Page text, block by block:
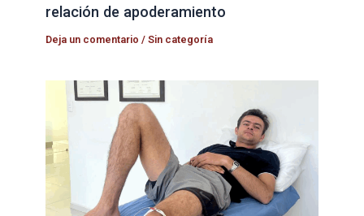
relación de apoderamiento
Deja un comentario /Sin categoría